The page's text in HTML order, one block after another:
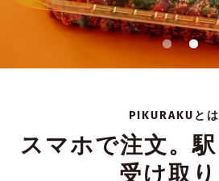
PIKURAKUとは
スマホで注文。
受け取り